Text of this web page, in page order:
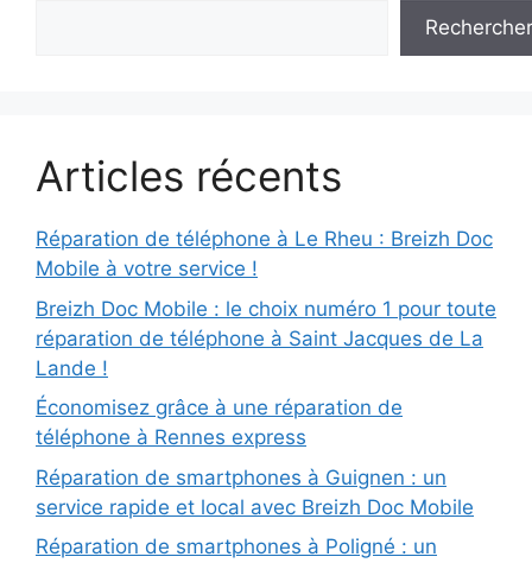
Rechercher
Articles récents
Réparation de téléphone à Le Rheu : Breizh Doc
Mobile à votre service !
Breizh Doc Mobile : le choix numéro 1 pour toute
réparation de téléphone à Saint Jacques de La
Lande !
Économisez grâce à une réparation de
téléphone à Rennes express
Réparation de smartphones à Guignen : un
service rapide et local avec Breizh Doc Mobile
Réparation de smartphones à Poligné : un